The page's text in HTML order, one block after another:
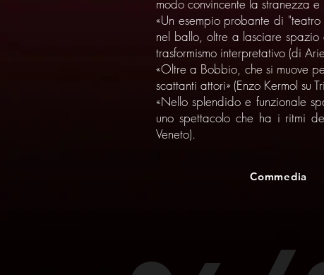
modo convincente la stranezza
«Un esempio probante di
nel ballo, oltre a lasciare
trasformismo interpretativo (di
«Oltre a Bobbio, che si muove
scattanti attori» (Enzo Kermol su
«Nello splendido e funzionale
uno spettacolo che ha i ritmi
Veneto).
Commedia